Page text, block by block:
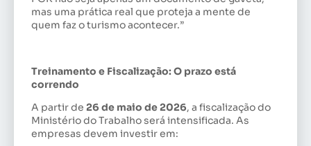
mas uma prática real que proteja a mente de
quem faz o turismo acontecer.”
Treinamento e Fiscalização: O prazo está
correndo
A partir de 26 de maio de 2026, a fiscalização do
Ministério do Trabalho será intensificada. As
empresas devem investir em: